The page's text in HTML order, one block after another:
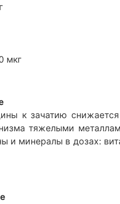
мкг
к зачатию
тяжелыми
и минералы в дозах: